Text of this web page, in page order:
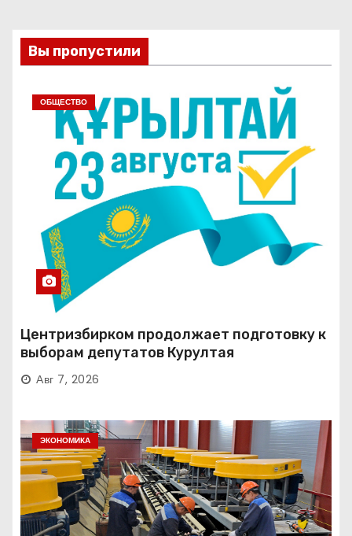
Вы пропустили
ОБЩЕСТВО
Центризбирком продолжает подготовку к
выборам депутатов Курултая
Авг 7, 2026
ЭКОНОМИКА